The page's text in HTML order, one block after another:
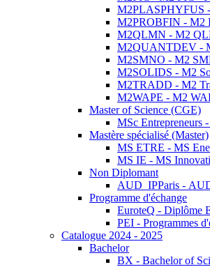
M2PLASPHYFUS -
M2PROBFIN - M2
M2QLMN - M2
M2QUANTDEV -
M2SMNO - M2
M2SOLIDS - M2
M2TRADD - M2
M2WAPE - M2
Master of Science (CGE)
MSc Entrepreneurs
Mastère spécialisé (Master)
MS ETRE - MS
MS IE - MS
Non Diplomant
AUD_IPParis -
Programme d'échange
EuroteQ - Diplôme
PEI - Programmes
Catalogue 2024 - 2025
Bachelor
BX - Bachelor of